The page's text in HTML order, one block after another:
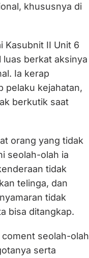
khususnya di
Kasubnit II Unit 6
berkat aksinya
Ia kerap
pelaku kejahatan,
berkutik saat
orang yang tidak
seolah-olah ia
tidak
telinga, dan
tidak
bisa ditangkap.
seolah-olah
serta